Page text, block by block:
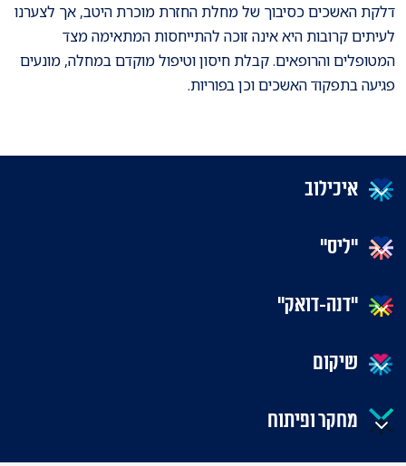
דלקת האשכים כסיבוך של מחלת החזרת מוכרת היטב, אך לצערנו
לעיתים קרובות היא אינה זוכה להתייחסות המתאימה מצד
המטופלים והרופאים. קבלת חיסון וטיפול מוקדם במחלה, מונעים
פגיעה בתפקוד האשכים וכן בפוריות.
איכילוב
"ליס"
"דנה-דואק"
שיקום
מחקר ופיתוח